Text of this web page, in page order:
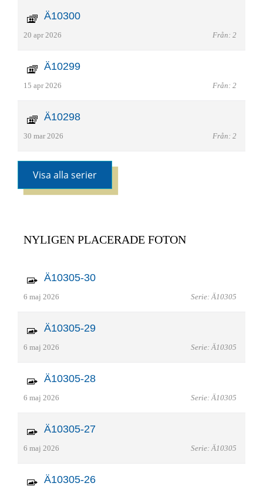
Ä10300
20 apr 2026 Från: 2
Ä10299
15 apr 2026 Från: 2
Ä10298
30 mar 2026 Från: 2
Visa alla serier
NYLIGEN PLACERADE FOTON
Ä10305-30
6 maj 2026 Serie: Ä10305
Ä10305-29
6 maj 2026 Serie: Ä10305
Ä10305-28
6 maj 2026 Serie: Ä10305
Ä10305-27
6 maj 2026 Serie: Ä10305
Ä10305-26